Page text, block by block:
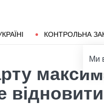
КОНТРОЛЬНА
Ми